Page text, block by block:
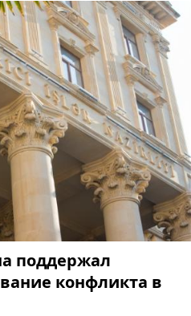
поддержал
конфликта в